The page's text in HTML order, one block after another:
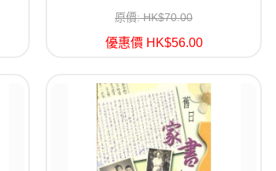
原價: HK$70.00
優惠價 HK$56.00